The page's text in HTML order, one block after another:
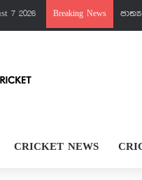
7 2026 Breaking News
CRICKET NEWS